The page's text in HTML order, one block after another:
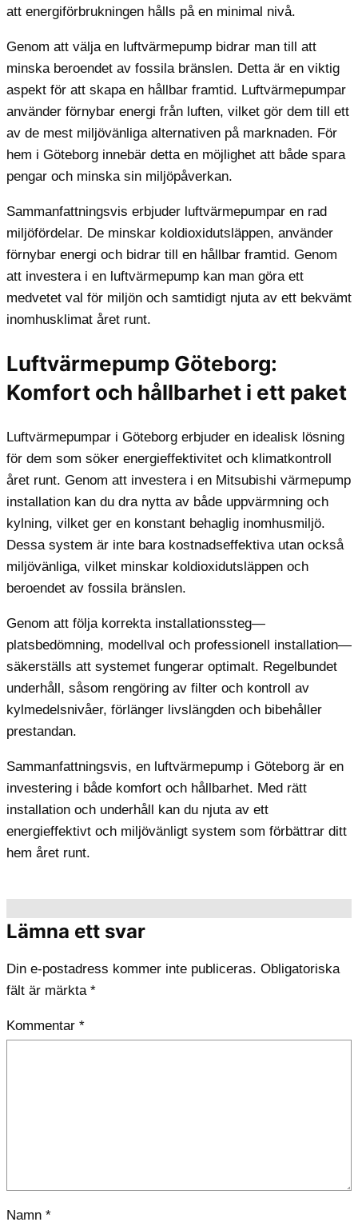
att energiförbrukningen hålls på en minimal nivå.
Genom att välja en luftvärmepump bidrar man till att
minska beroendet av fossila bränslen. Detta är en viktig
aspekt för att skapa en hållbar framtid. Luftvärmepumpar
använder förnybar energi från luften, vilket gör dem till ett
av de mest miljövänliga alternativen på marknaden. För
hem i Göteborg innebär detta en möjlighet att både spara
pengar och minska sin miljöpåverkan.
Sammanfattningsvis erbjuder luftvärmepumpar en rad
miljöfördelar. De minskar koldioxidutsläppen, använder
förnybar energi och bidrar till en hållbar framtid. Genom
att investera i en luftvärmepump kan man göra ett
medvetet val för miljön och samtidigt njuta av ett bekvämt
inomhusklimat året runt.
Luftvärmepump Göteborg:
Komfort och hållbarhet i ett paket
Luftvärmepumpar i Göteborg erbjuder en idealisk lösning
för dem som söker energieffektivitet och klimatkontroll
året runt. Genom att investera i en Mitsubishi värmepump
installation kan du dra nytta av både uppvärmning och
kylning, vilket ger en konstant behaglig inomhusmiljö.
Dessa system är inte bara kostnadseffektiva utan också
miljövänliga, vilket minskar koldioxidutsläppen och
beroendet av fossila bränslen.
Genom att följa korrekta installationssteg—
platsbedömning, modellval och professionell installation—
säkerställs att systemet fungerar optimalt. Regelbundet
underhåll, såsom rengöring av filter och kontroll av
kylmedelsnivåer, förlänger livslängden och bibehåller
prestandan.
Sammanfattningsvis, en luftvärmepump i Göteborg är en
investering i både komfort och hållbarhet. Med rätt
installation och underhåll kan du njuta av ett
energieffektivt och miljövänligt system som förbättrar ditt
hem året runt.
Lämna ett svar
Din e-postadress kommer inte publiceras. Obligatoriska
fält är märkta *
Kommentar *
Namn *